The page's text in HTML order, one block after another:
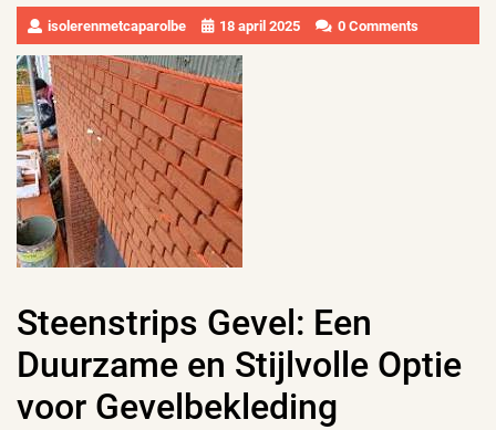
isolerenmetcaparolbe 18 april 2025 0 Comments
Steenstrips Gevel: Een
Duurzame en Stijlvolle Optie
voor Gevelbekleding